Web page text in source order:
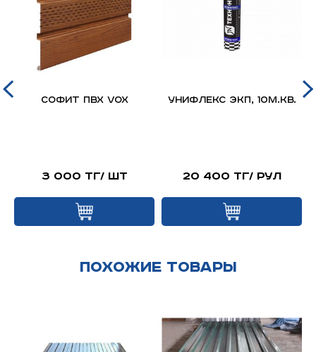
Софит ПВХ VOX
3 000 тг/ шт
Унифлекс ЭКП, 10м.кв.
20 400 тг/ рул
Похожие товары